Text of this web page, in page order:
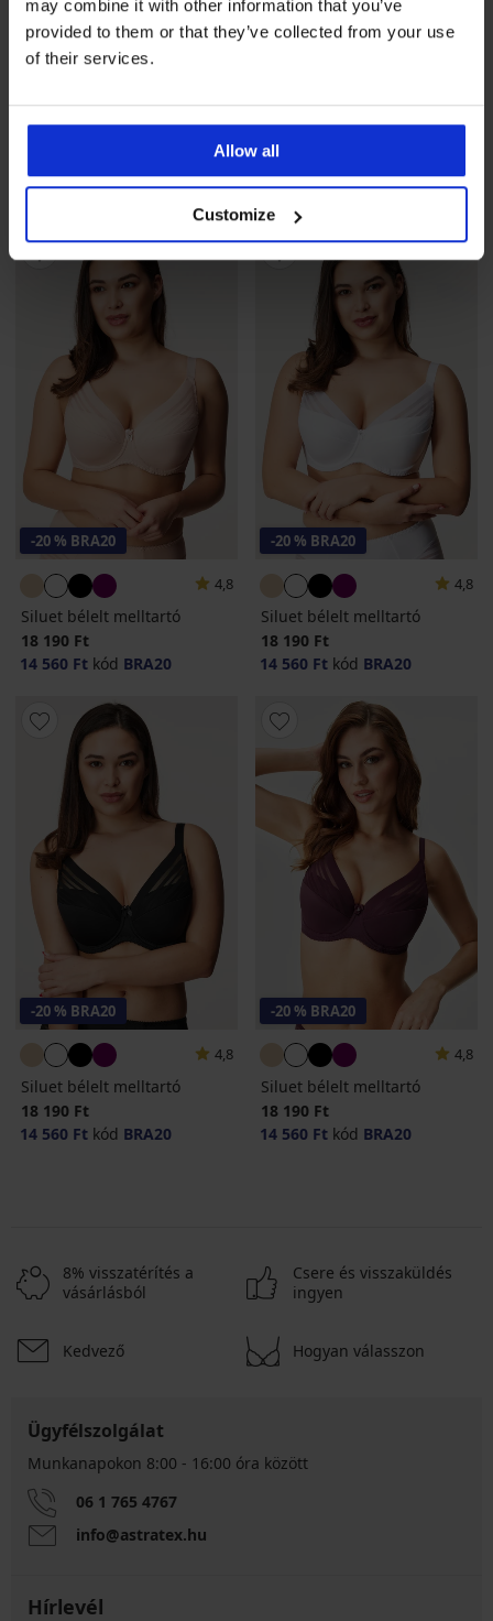
may combine it with other information that you’ve
provided to them or that they’ve collected from your use
of their services.
Allow all
Customize
-20 % BRA20
Way bélés nélküli melltartó
14 560 FtkódBRA20
Way bélés nélküli melltartó
18 190 Ft
14 560 FtkódBRA20
-20 % BRA20
4,8
Siluet bélelt melltartó
18 190 Ft
14 560 Ft kód BRA20
-20 % BRA20
4,8
Siluet bélelt melltartó
18 190 Ft
14 560 Ft kód BRA20
-20 % BRA20
4,8
Siluet bélelt melltartó
18 190 Ft
14 560 Ft kód BRA20
-20 % BRA20
4,8
Siluet bélelt melltartó
18 190 Ft
14 560 Ft kód BRA20
8% visszatérítés a
vásárlásból
Csere és visszaküldés
ingyen
Kedvező Hogyan válasszon
Ügyfélszolgálat
Munkanapokon 8:00 - 16:00 óra között
06 1 765 4767
info@astratex.hu
Hírlevél